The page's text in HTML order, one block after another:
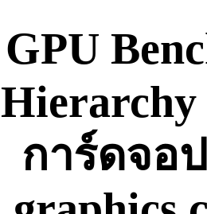
content
GPU
การ์ดจอ